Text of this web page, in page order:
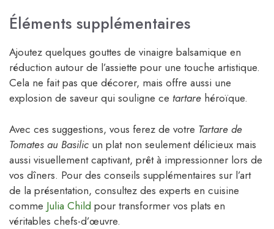
Éléments supplémentaires
Ajoutez quelques gouttes de vinaigre balsamique en
réduction autour de l’assiette pour une touche artistique.
Cela ne fait pas que décorer, mais offre aussi une
explosion de saveur qui souligne ce tartare héroïque.
Avec ces suggestions, vous ferez de votre Tartare de
Tomates au Basilic un plat non seulement délicieux mais
aussi visuellement captivant, prêt à impressionner lors de
vos dîners. Pour des conseils supplémentaires sur l’art
de la présentation, consultez des experts en cuisine
comme Julia Child pour transformer vos plats en
véritables chefs-d’œuvre.